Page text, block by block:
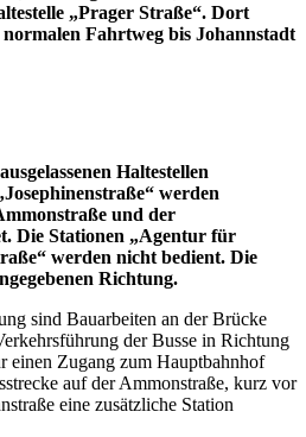
„Prager Straße“. Dort
Fahrtweg bis Johannstadt
Haltestellen
werden
und der
Die Stationen „Agentur für
werden nicht bedient. Die
Richtung.
sind Bauarbeiten an der Brücke
der Busse in Richtung
einen Zugang zum Hauptbahnhof
auf der Ammonstraße, kurz vor
eine zusätzliche Station